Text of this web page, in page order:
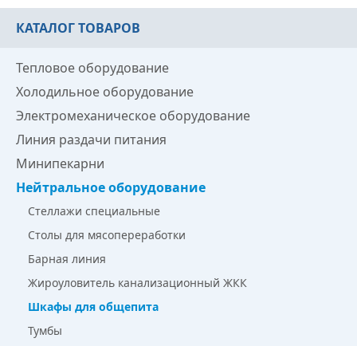
КАТАЛОГ ТОВАРОВ
Тепловое оборудование
Холодильное оборудование
Электромеханическое оборудование
Линия раздачи питания
Минипекарни
Нейтральное оборудование
Стеллажи специальные
Столы для мясопереработки
Барная линия
Жироуловитель канализационный ЖКК
Шкафы для общепита
Тумбы